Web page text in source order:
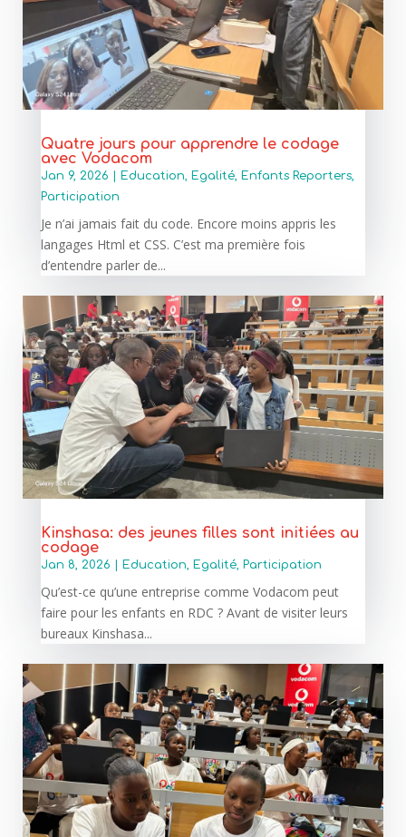
Quatre jours pour apprendre le codage
avec Vodacom
Jan 9, 2026 Education, Egalité, Enfants Reporters,
Participation
Je n’ai jamais fait du code. Encore moins appris les
langages Html et CSS. C’est ma première fois
d’entendre parler de...
Kinshasa: des jeunes filles sont initiées au
codage
Jan 8, 2026 Education, Egalité, Participation
Qu’est-ce qu’une entreprise comme Vodacom peut
faire pour les enfants en RDC ? Avant de visiter leurs
bureaux Kinshasa...